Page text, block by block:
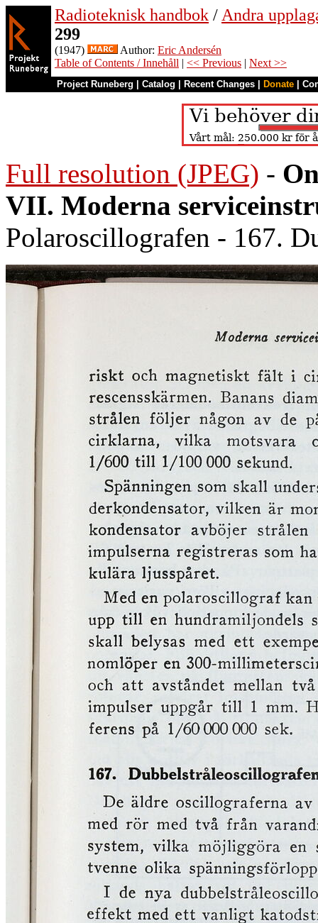
Radioteknisk handbok / Andra
299
(1947) Author: Eric Andersén
Table of Contents / Innehåll | << Previous | Next >>
Project Runeberg Catalog Recent Changes Donate
Full resolution (JPEG) -
VII. Moderna
Polaroscillografen - 167.